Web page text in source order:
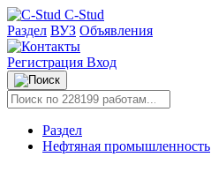
C-Stud
Раздел ВУЗ Объявления
Регистрация Вход
Раздел
Нефтяная промышленность